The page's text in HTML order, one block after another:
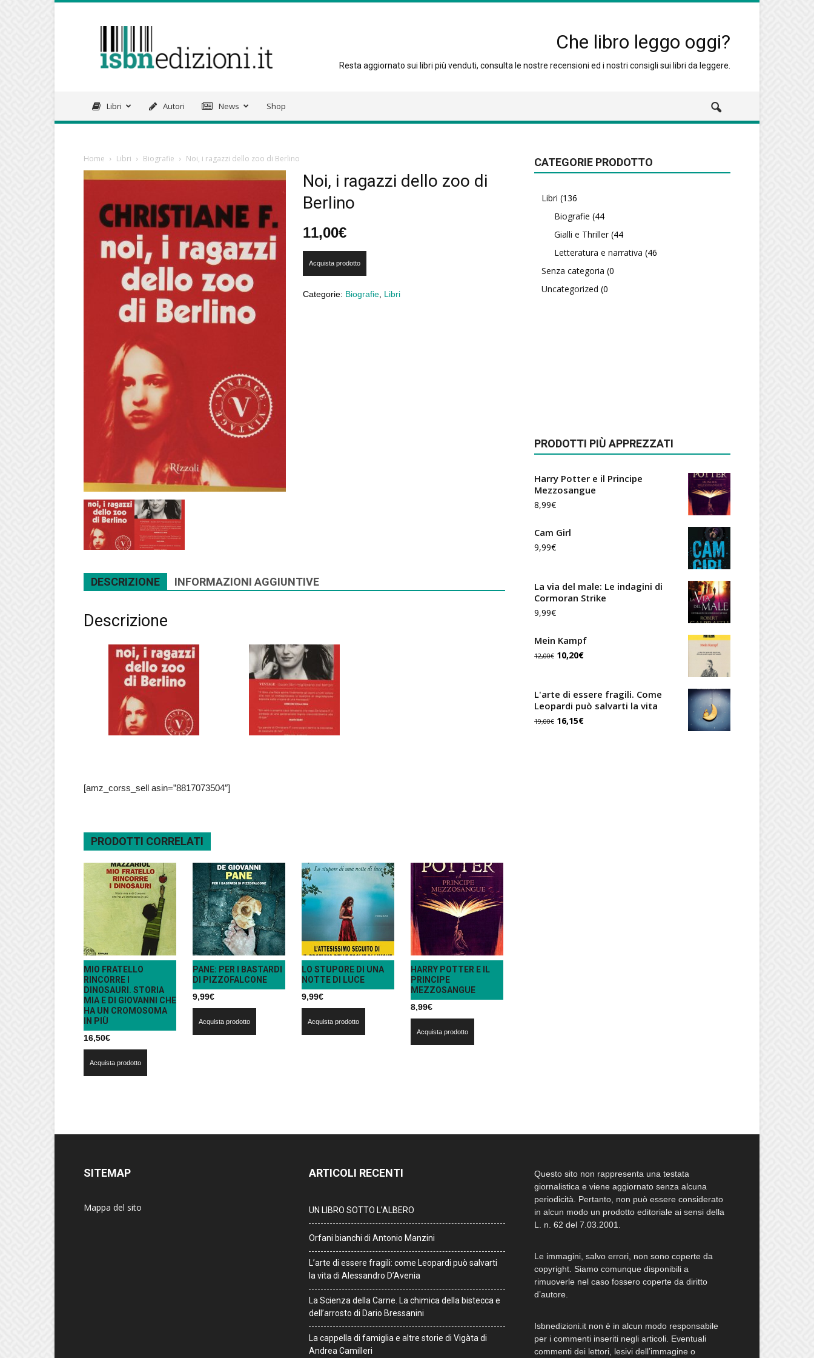
isbnedizioni.it
Che libro leggo oggi?
Resta aggiornato sui libri più venduti, consulta le nostre recensioni ed i nostri consigli sui libri da leggere.
Libri Autori News Shop
Home Libri Biografie Noi, i ragazzi dello zoo di Berlino
Noi, i ragazzi dello zoo di
Berlino
11,00€
Acquista prodotto
Categorie: Biografie, Libri
DESCRIZIONE INFORMAZIONI AGGIUNTIVE
Descrizione
[amz_corss_sell asin=”8817073504″]
PRODOTTI CORRELATI
MIO FRATELLO
RINCORRE I
DINOSAURI. STORIA
MIA E DI GIOVANNI CHE
HA UN CROMOSOMA
IN PIÙ
16,50€
Acquista prodotto
PANE: PER I BASTARDI
DI PIZZOFALCONE
9,99€
Acquista prodotto
LO STUPORE DI UNA
NOTTE DI LUCE
9,99€
Acquista prodotto
HARRY POTTER E IL
PRINCIPE
MEZZOSANGUE
8,99€
Acquista prodotto
CATEGORIE PRODOTTO
Libri (136
Biografie (44
Gialli e Thriller (44
Letteratura e narrativa (46
Senza categoria (0
Uncategorized (0
PRODOTTI PIÙ APPREZZATI
Harry Potter e il Principe
Mezzosangue
8,99€
Cam Girl
9,99€
La via del male: Le indagini di
Cormoran Strike
9,99€
Mein Kampf
12,00€ Il
originale
era:
12,00€.
10,20€Il
attuale
è:
L'arte di essere fragili. Come
Leopardi può salvarti la vita
19,00€ Il
16,15€Il
SITEMAP
Mappa del sito
ARTICOLI RECENTI
UN LIBRO SOTTO L’ALBERO
Orfani bianchi di Antonio Manzini
L’arte di essere fragili: come Leopardi può salvarti
la vita di Alessandro D’Avenia
La Scienza della Carne. La chimica della bistecca e
dell’arrosto di Dario Bressanini
La cappella di famiglia e altre storie di Vigàta di
Andrea Camilleri
Questo sito non rappresenta una testata
giornalistica e viene aggiornato senza alcuna
periodicità. Pertanto, non può essere considerato
in alcun modo un prodotto editoriale ai sensi della
L. n. 62 del 7.03.2001.
Le immagini, salvo errori, non sono coperte da
copyright. Siamo comunque disponibili a
rimuoverle nel caso fossero coperte da diritto
d’autore.
Isbnedizioni.it non è in alcun modo responsabile
per i commenti inseriti negli articoli. Eventuali
commenti dei lettori, lesivi dell’immagine o